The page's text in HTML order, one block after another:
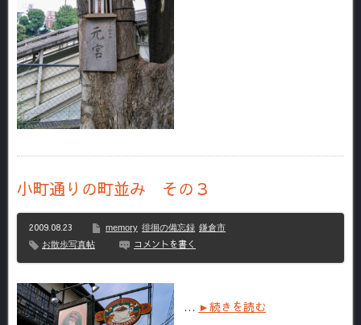
小町通りの町並み その３
2009.08.23 memory 徘徊の備忘録 鎌倉市
お散歩写真帖
コメントを書く
… ►続きを読む